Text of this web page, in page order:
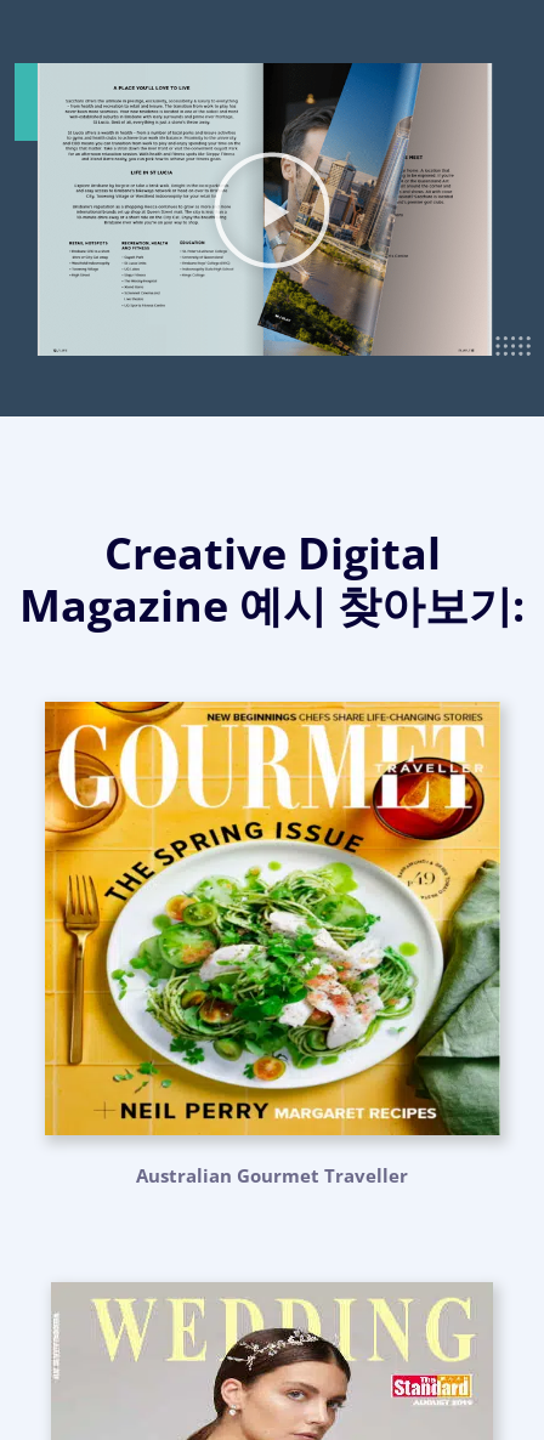
Creative Digital
Magazine 예시 찾아보기:
Australian Gourmet Traveller